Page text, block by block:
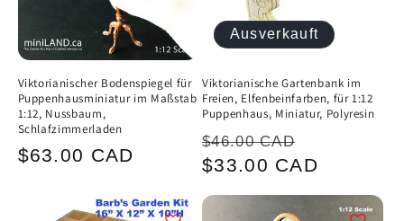
Viktorianischer Bodenspiegel für
Puppenhausminiatur im Maßstab
1:12, Nussbaum,
Schlafzimmerladen
Normaler
$63.00 CAD
Ausverkauft
Viktorianische Gartenbank im
Freien, Elfenbeinfarben, für 1:12
Puppenhaus, Miniatur, Polyresin
Normaler
Preis
$46.00 CAD
$33.00 CAD